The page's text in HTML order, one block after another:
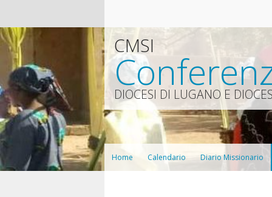
CMSI
DIOCESI DI LUGANO E
Home Calendario Diario Missionario